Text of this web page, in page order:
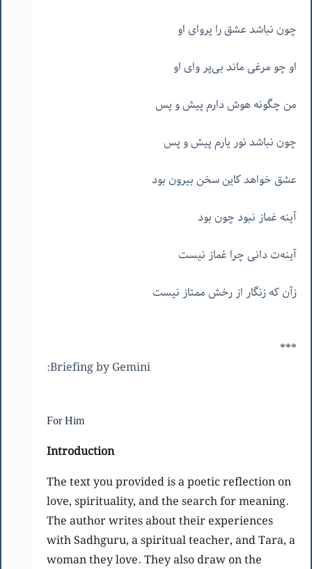
چون نباشد عشق را پروای او
او چو مرغی ماند بی‌پر وای او
من چگونه هوش دارم پیش و پس
چون نباشد نور یارم پیش و پس
عشق خواهد کاین سخن بیرون بود
آینه غماز نبود چون بود
آینه‌ت دانی چرا غماز نیست
زآن که زنگار از رخش ممتاز نیست
***
Briefing by Gemini:
For Him
Introduction
The text you provided is a poetic reflection on
love, spirituality, and the search for meaning.
The author writes about their experiences
with Sadhguru, a spiritual teacher, and Tara, a
woman they love. They also draw on the